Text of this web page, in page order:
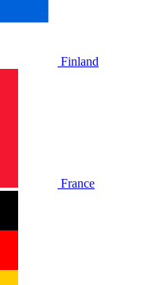
Finland
France